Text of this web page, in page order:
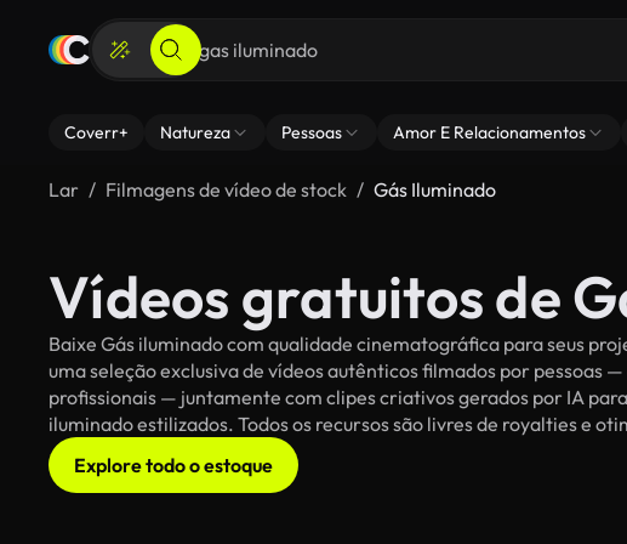
Coverr+ Natureza Pessoas Amor E Relacionamentos
Lar Filmagens de vídeo de stock Gás Iluminado
Vídeos gratuitos de
Baixe Gás iluminado com qualidade cinematográfica para seus
uma seleção exclusiva de vídeos autênticos filmados por pessoas
profissionais — juntamente com clipes criativos gerados por IA
iluminado estilizados. Todos os recursos são livres de royalties e
Explore todo o estoque